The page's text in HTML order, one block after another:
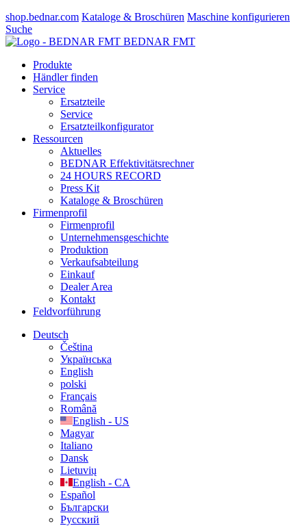
shop.bednar.com Kataloge & Broschüren Maschine konfigurieren
Suche
BEDNAR FMT
Produkte
Händler finden
Service
Ersatzteile
Service
Ersatzteilkonfigurator
Ressourcen
Aktuelles
BEDNAR Effektivitätsrechner
24 HOURS RECORD
Press Kit
Kataloge & Broschüren
Firmenprofil
Firmenprofil
Unternehmensgeschichte
Produktion
Verkaufsabteilung
Einkauf
Dealer Area
Kontakt
Feldvorführung
Deutsch
Čeština
Українська
English
polski
Français
Română
English - US
Magyar
Italiano
Dansk
Lietuvių
English - CA
Español
Български
Русский